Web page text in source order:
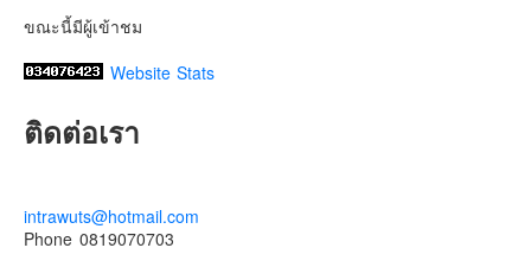
ขณะนี้มีผู้เข้าชม
Website Stats
ติดต่อเรา
intrawuts@hotmail.com
Phone 0819070703